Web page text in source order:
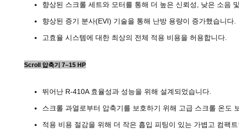
향상된 스크롤 세트와 모터를 통해 더 높은 신뢰성, 낮은 소음
향상된 증기 분사(EVI) 기술을 통해 난방 용량이 증가했습니다.
고효율 시스템에 대한 최상의 전체 적용 비용을 허용합니다.
Scroll 압축기 7–15 HP
뛰어난 R-410A 효율성과 성능을 위해 설계되었습니다.
스크롤 과열로부터 압축기를 보호하기 위해 고급 스크롤 온도
적용 비용 절감을 위해 더 작은 흡입 피팅이 있는 가볍고 컴팩